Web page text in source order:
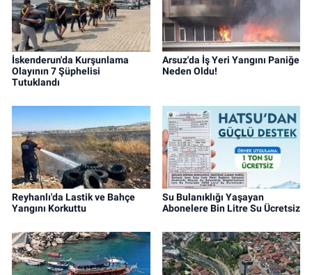
İskenderun'da Kurşunlama
Olayının 7 Şüphelisi
Tutuklandı
Arsuz'da İş Yeri Yangını Paniğe
Neden Oldu!
Reyhanlı'da Lastik ve Bahçe
Yangını Korkuttu
Su Bulanıklığı Yaşayan
Abonelere Bin Litre Su Ücretsiz